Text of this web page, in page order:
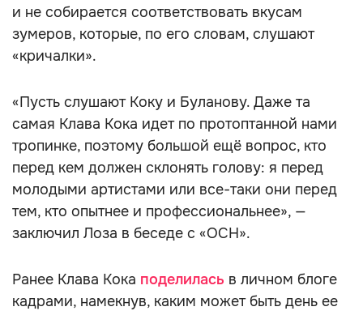
и не собирается соответствовать вкусам
зумеров, которые, по его словам, слушают
«кричалки».
«Пусть слушают Коку и Буланову. Даже та
самая Клава Кока идет по протоптанной нами
тропинке, поэтому большой ещё вопрос, кто
перед кем должен склонять голову: я перед
молодыми артистами или все-таки они перед
тем, кто опытнее и профессиональнее», —
заключил Лоза в беседе с «ОСН».
Ранее Клава Кока поделилась в личном блоге
кадрами, намекнув, каким может быть день ее